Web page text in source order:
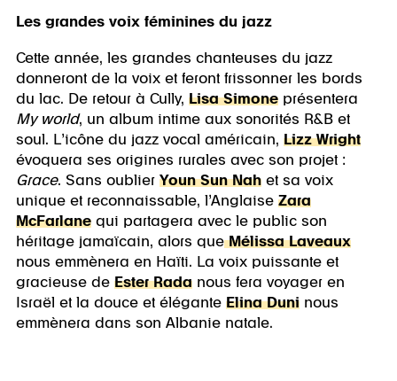
Les grandes voix féminines du jazz
Cette année, les grandes chanteuses du jazz
donneront de la voix et feront frissonner les bords
du lac. De retour à Cully, Lisa Simone présentera
My world, un album intime aux sonorités R&B et
soul. L’icône du jazz vocal américain, Lizz Wright
évoquera ses origines rurales avec son projet :
Grace. Sans oublier Youn Sun Nah et sa voix
unique et reconnaissable, l’Anglaise Zara
McFarlane qui partagera avec le public son
héritage jamaïcain, alors queMélissa Laveaux
nous emmènera en Haïti. La voix puissante et
gracieuse de Ester Rada nous fera voyager en
Israël et la douce et élégante Elina Duni nous
emmènera dans son Albanie natale.